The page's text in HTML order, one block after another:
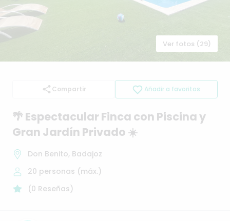
Ver fotos (29)
Compartir Añadir a favoritos
🌴 Espectacular Finca con Piscinay
Gran Jardín Privado ☀️
Don Benito, Badajoz
20 personas (máx.)
(0 Reseñas)